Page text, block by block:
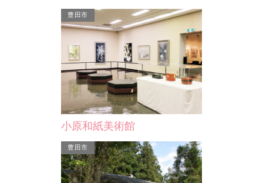
が築城したといわれ、別名を森城とい
い、天守を持たない平山…
す。酒人親王は６
冶や織物、大工、
豊田市
小原和紙美術館
豊田市